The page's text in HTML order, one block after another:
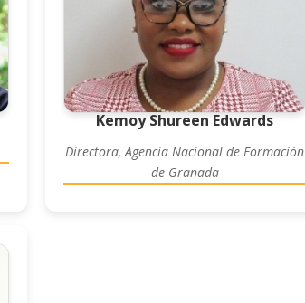
Kemoy Shureen Edwards
Directora, Agencia Nacional de Formación
de Granada